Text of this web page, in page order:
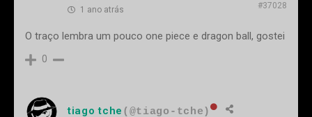
1 ano atrás #37028
O traço lembra um pouco one piece e dragon ball, gostei
0
tiago tche (@tiago-tche)